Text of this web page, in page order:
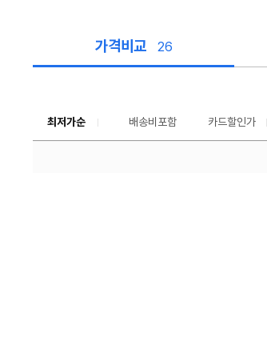
가격비교 26
최저가순 배송비포함 카드할인가